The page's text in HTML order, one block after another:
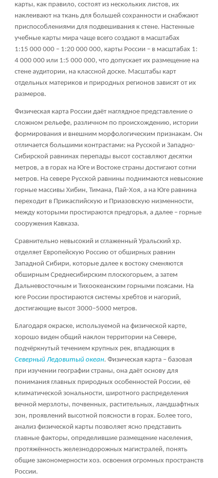
карты, как правило, состоят из нескольких листов, их
наклеивают на ткань для большей сохранности и снабжают
приспособлениями для подвешивания к стене. Настенные
учебные карты мира чаще всего создают в масштабах
1:15 000 000 – 1:20 000 000, карты России – в масштабах 1:
4 000 000 или 1:5 000 000, что допускает их размещение на
стене аудитории, на классной доске. Масштабы карт
отдельных материков и природных регионов зависят от их
размеров.
Физическая карта России даёт наглядное представление о
сложном рельефе, различном по происхождению, истории
формирования и внешним морфологическим признакам. Он
отличается большими контрастами: на Русской и Западно-
Сибирской равнинах перепады высот составляют десятки
метров, а в горах на Юге и Востоке страны достигают сотни
метров. На севере Русской равнины поднимаются невысокие
горные массивы Хибин, Тимана, Пай-Хоя, а на Юге равнина
переходит в Прикаспийскую и Приазовскую низменности,
между которыми простираются предгорья, а далее – горные
сооружения Кавказа.
Сравнительно невысокий и сглаженный Уральский хр.
отделяет Европейскую Россию от обширных равнин
Западной Сибири, которые далее к востоку сменяются
обширным Среднесибирским плоскогорьем, а затем
Дальневосточным и Тихоокеанским горными поясами. На
юге России простираются системы хребтов и нагорий,
достигающие высот 3000–5000 метров.
Благодаря окраске, используемой на физической карте,
хорошо виден общий наклон территории на Севере,
подчёркнутый течением крупных рек, впадающих в
Северный Ледовитый океан. Физическая карта – базовая
при изучении географии страны, она даёт основу для
понимания главных природных особенностей России, её
климатической зональности, широтного распределения
вечной мерзлоты, почвенных, растительных, ландшафтных
зон, проявлений высотной поясности в горах. Более того,
анализ физической карты позволяет ясно представить
главные факторы, определившие размещение населения,
протяжённость железнодорожных магистралей, понять
общие закономерности хоз. освоения огромных пространств
России.